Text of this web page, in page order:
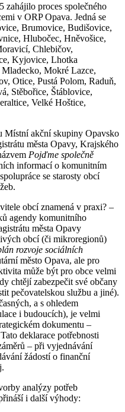
zahájilo proces společného
v ORP Opava. Jedná se
Brumovice, Budišovice,
Hlubočec, Hněvošice,
Chlebičov,
Kyjovice, Lhotka
Mokré Lazce,
Otice, Pustá Polom, Raduň,
Stěbořice, Štáblovice,
Velké Hoštice,
Místní akční skupiny Opavsko
města Opavy, Krajského
Pojďme společně
informací o komunitním
se starosty obcí
obcí znamená v praxi? –
agendy komunitního
města Opavy
obcí (či mikroregionů)
rozvoje sociálních
město Opava, ale pro
může být pro obce velmi
chtějí zabezpečit své občany
pečovatelskou službu a jiné).
a s ohledem
i budoucích), je velmi
dokumentu –
deklarace potřebnosti
– při vyjednávání
žádostí o finanční
analýzy potřeb
i další výhody: